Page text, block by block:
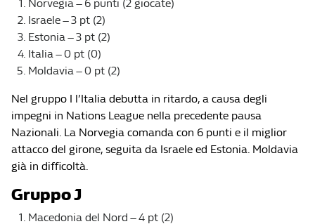
Norvegia – 6 punti (2 giocate)
Israele – 3 pt (2)
Estonia – 3 pt (2)
Italia – 0 pt (0)
Moldavia – 0 pt (2)
Nel gruppo I l’Italia debutta in ritardo, a causa degli
impegni in Nations League nella precedente pausa
Nazionali. La Norvegia comanda con 6 punti e il miglior
attacco del girone, seguita da Israele ed Estonia. Moldavia
già in difficoltà.
Gruppo J
Macedonia del Nord – 4 pt (2)